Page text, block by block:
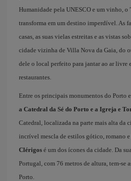
Humanidade pela UNESCO e um vinho, o
transforma em um destino imperdível. As
casas, as suas vielas estreitas e as vistas
cidade vizinha de Villa Nova da Gaia, do
dele o local perfeito para jantar ao ar livre
restaurantes.
Entre os principais monumentos do Porto
a Catedral da Sé do Porto e a Igreja e
Catedral, localizada na parte mais alta da
incrível mescla de estilos gótico, romano e
Clérigos é um dos ícones da cidade. Da
Portugal, com 76 metros de altura, tem-se
Porto.